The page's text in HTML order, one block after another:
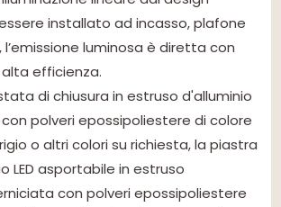
installato ad incasso, plafone
luminosa è diretta con
alta efficienza.
di chiusura in estruso d'alluminio
polveri epossipoliestere di colore
o altri colori su richiesta, la piastra
LED asportabile in estruso
con polveri epossipoliestere